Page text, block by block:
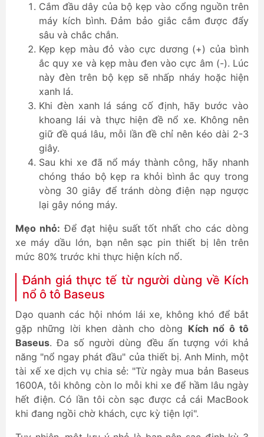
Cắm đầu dây của bộ kẹp vào cổng nguồn trên
máy kích bình. Đảm bảo giắc cắm được đẩy
sâu và chắc chắn.
Kẹp kẹp màu đỏ vào cực dương (+) của bình
ắc quy xe và kẹp màu đen vào cực âm (-). Lúc
này đèn trên bộ kẹp sẽ nhấp nháy hoặc hiện
xanh lá.
Khi đèn xanh lá sáng cố định, hãy bước vào
khoang lái và thực hiện đề nổ xe. Không nên
giữ đề quá lâu, mỗi lần đề chỉ nên kéo dài 2-3
giây.
Sau khi xe đã nổ máy thành công, hãy nhanh
chóng tháo bộ kẹp ra khỏi bình ắc quy trong
vòng 30 giây để tránh dòng điện nạp ngược
lại gây nóng máy.
Mẹo nhỏ: Để đạt hiệu suất tốt nhất cho các dòng
xe máy dầu lớn, bạn nên sạc pin thiết bị lên trên
mức 80% trước khi thực hiện kích nổ.
Đánh giá thực tế từ người dùng về Kích
nổ ô tô Baseus
Dạo quanh các hội nhóm lái xe, không khó để bắt
gặp những lời khen dành cho dòng Kích nổ ô tô
Baseus. Đa số người dùng đều ấn tượng với khả
năng "nổ ngay phát đầu" của thiết bị. Anh Minh, một
tài xế xe dịch vụ chia sẻ: "Từ ngày mua bản Baseus
1600A, tôi không còn lo mỗi khi xe để hầm lâu ngày
hết điện. Có lần tôi còn sạc được cả cái MacBook
khi đang ngồi chờ khách, cực kỳ tiện lợi".